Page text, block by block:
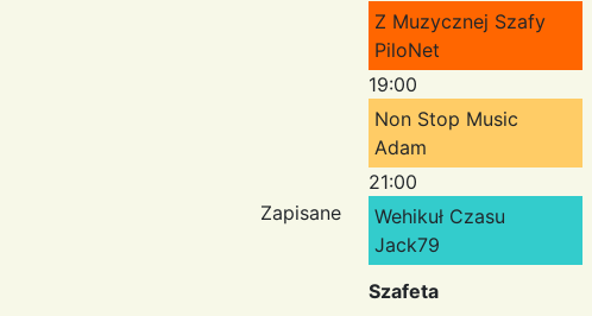
Zapisane
Z Muzycznej Szafy
PiloNet
19:00
Non Stop Music
Adam
21:00
Wehikuł Czasu
Jack79
Szafeta